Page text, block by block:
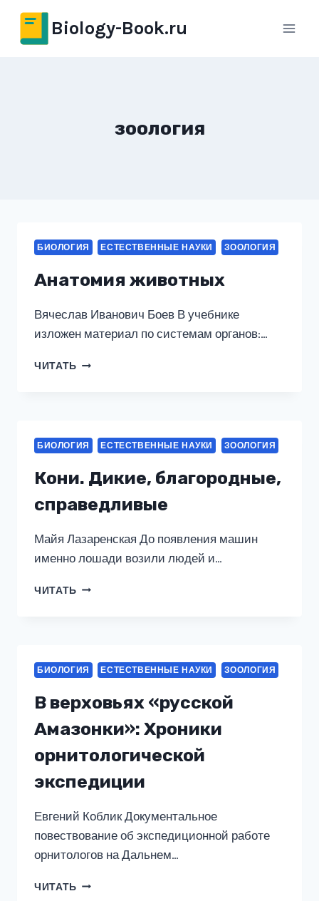
Перейти
содержимому
Biology-Book.ru
зоология
БИОЛОГИЯ ЕСТЕСТВЕННЫЕ НАУКИ ЗООЛОГИЯ
Анатомия животных
Вячеслав Иванович Боев В учебнике
изложен материал по системам органов:…
ЧИТАТЬ АНАТОМИЯ
БИОЛОГИЯ ЕСТЕСТВЕННЫЕ НАУКИ ЗООЛОГИЯ
Кони. Дикие, благородные,
справедливые
Майя Лазаренская До появления машин
именно лошади возили людей и…
ЧИТАТЬ КОНИ.
БИОЛОГИЯ ЕСТЕСТВЕННЫЕ НАУКИ ЗООЛОГИЯ
В верховьях «русской
Амазонки»: Хроники
орнитологической
экспедиции
Евгений Коблик Документальное
повествование об экспедиционной работе
орнитологов на Дальнем…
ЧИТАТЬ В